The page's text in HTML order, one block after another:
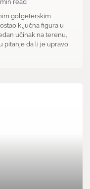
read
golgeterskim
ključna figura u
učinak na terenu,
pitanje da li je upravo